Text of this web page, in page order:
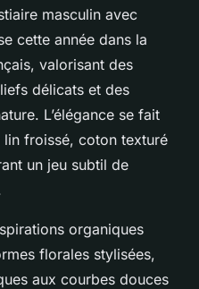
masculin avec
cette année dans la
valorisant des
délicats et des
L’élégance se fait
froissé, coton texturé
un jeu subtil de
organiques
florales stylisées,
aux courbes douces